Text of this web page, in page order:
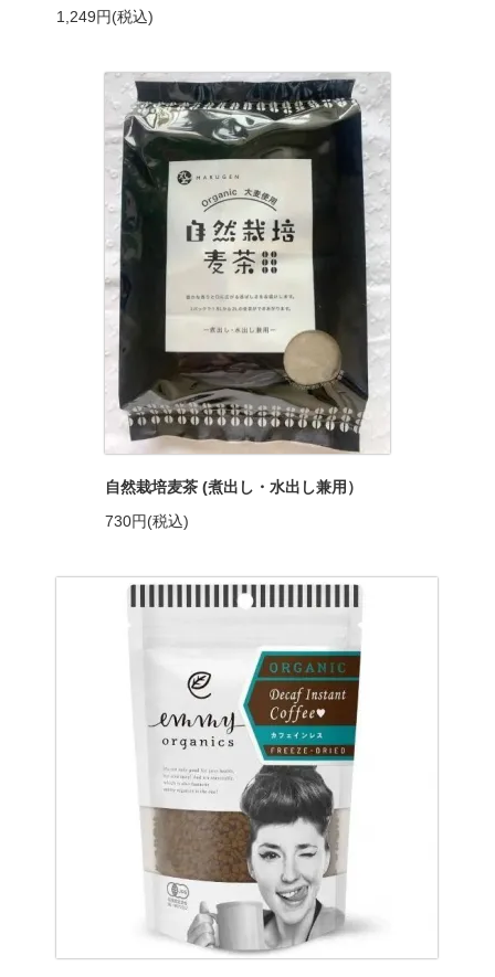
1,249円(税込)
自然栽培麦茶 (煮出し・水出し兼用）
730円(税込)